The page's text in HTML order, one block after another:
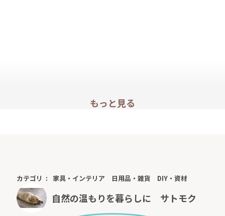
もっと見る
カテゴリ 家具・インテリア 日用品・雑貨 DIY・資材
自然の温もりを暮らしに サトモク